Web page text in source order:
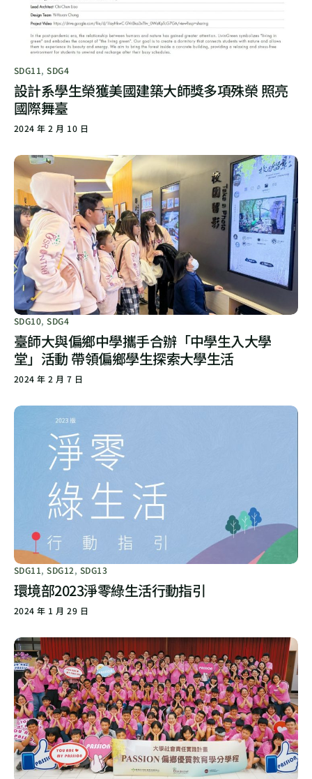
SDG11,SDG4
設計系學生榮獲美國建築大師獎多項殊榮 照亮
國際舞臺
2024 年 2 月 10 日
SDG10,SDG4
臺師大與偏鄉中學攜手合辦「中學生入大學
堂」活動 帶領偏鄉學生探索大學生活
2024 年 2 月 7 日
SDG11,SDG12, SDG13
環境部2023淨零綠生活行動指引
2024 年 1 月 29 日